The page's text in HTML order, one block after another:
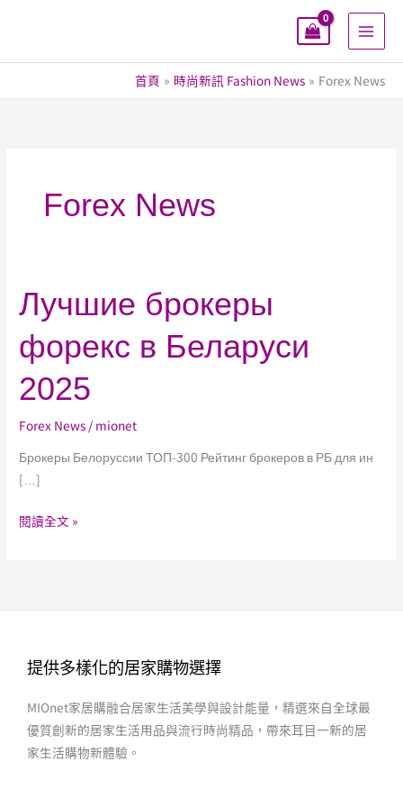
首頁 時尚新訊 Fashion News Forex News
Forex News
Лучшие брокеры
форекс в Беларуси
2025
Forex News / mionet
Брокеры Белоруссии ТОП-300 Рейтинг брокеров в РБ для ин
[…]
Лучшие
брокеры
форекс
в
Беларуси
2025
閱讀全文 »
提供多樣化的居家購物選擇
MIOnet家居購融合居家生活美學與設計能量，精選來自全球最
優質創新的居家生活用品與流行時尚精品，帶來耳目一新的居
家生活購物新體驗。